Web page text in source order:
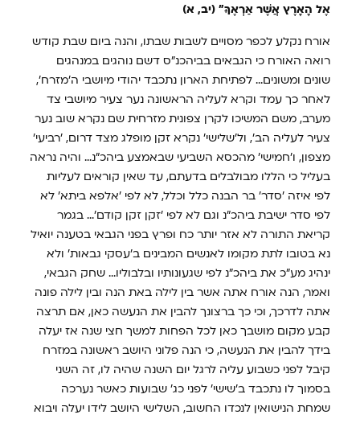
אֶל הָאָרֶץ אֲשֶׁר אַרְאֶךָּ" (יב, א)
אורח נקלע לכפר מסויים לשבות שבתו, והנה ביום שבת קודש
רואה האורח כי הגבאים בביהכנ"ס דשם נוהגים במנהגים
שונים ומשונים... לפתיחת הארון נתכבד יהודי מיושבי ה'מזרח',
לאחר כך עמד וקרא לעליה הראשונה נער צעיר מיושבי צד
מערב, משם המשיכו לקרן צפונית מזרחית שם נקרא שוב נער
צעיר לעליה הב', ול'שלישי' נקרא זקן מופלג מצד דרום, 'רביעי'
מצפון, ו'חמישי' מהכסא השביעי שבאמצע ביהכ"נ... והיה נראה
בעליל כי הללו מבולבלים בדעתם, עד שאין קוראים לעליות
לפי איזה 'סדר' בר הבנה כלל וכלל, לא לפי 'אלפא ביתא' לא
לפי סדר ישיבת ביהכ"נ וגם לא לפי 'זקן זקן קודם'... בגמר
קריאת התורה לא אזר יותר כח ופרץ בפני הגבאי בטענה יואיל
נא בטובו לתת מקומו לאנשים המבינים ב'עסקי גבאות' ולא
ינהיג מע"כ את ביהכ"נ לפי שגעונותיו ובלבוליו... שחק הגבאי,
ואמר, הנה אורח אתה אשר בין לילה באת הנה ובין לילה פונה
אתה לדרכך, וכי כך ברצונך להבין את הנעשה כאן, אם תרצה
קבע מקום מושבך כאן לכל הפחות למשך חצי שנה אז יעלה
בידך להבין את הנעשה, כי הנה פלוני היושב ראשונה במזרח
קיבל לפני כשבוע עליה לרגל יום השנה שהיה לו, זה השני
בסמוך לו נתכבד ב'שישי' לפני כג' שבועות כאשר נערכה
שמחת הנישואין לנכדו החשוב, השלישי היושב לידו יעלה ויבוא